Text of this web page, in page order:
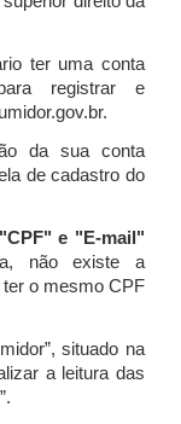
ter uma conta
registrar e
da sua conta
de cadastro do
e "E-mail"
não existe a
o mesmo CPF
situado na
a leitura das